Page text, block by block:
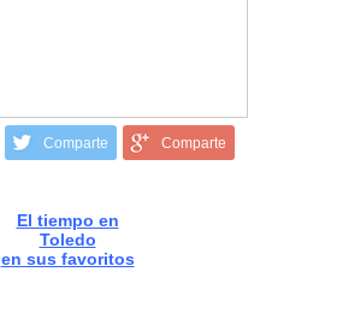
Comparte Comparte
El tiempo en
Toledo
en sus favoritos